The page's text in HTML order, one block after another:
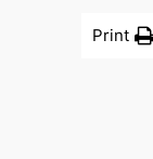
Print